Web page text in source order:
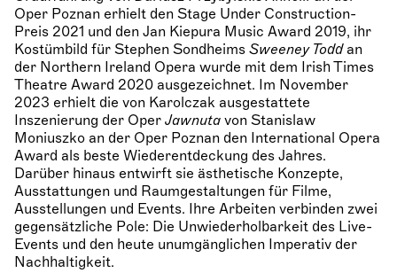
Oper Poznan erhielt den Stage Under Construction-
Preis 2021 und den Jan Kiepura Music Award 2019, ihr
Kostümbild für Stephen Sondheims Sweeney Toddan
der Northern Ireland Opera wurde mit dem Irish Times
Theatre Award 2020 ausgezeichnet. Im November
2023 erhielt die von Karolczak ausgestattete
Inszenierung der Oper Jawnuta von Stanislaw
Moniuszko an der Oper Poznan den International Opera
Award als beste Wiederentdeckung des Jahres.
Darüber hinaus entwirft sie ästhetische Konzepte,
Ausstattungen und Raumgestaltungen für Filme,
Ausstellungen und Events. Ihre Arbeiten verbinden zwei
gegensätzliche Pole: Die Unwiederholbarkeit des Live-
Events und den heute unumgänglichen Imperativ der
Nachhaltigkeit.